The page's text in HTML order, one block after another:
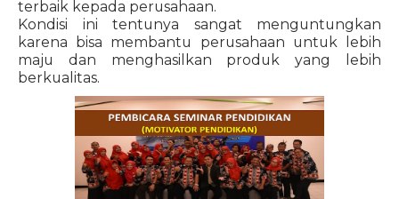
terbaik kepada perusahaan.
Kondisi ini tentunya sangat menguntungkan
karena bisa membantu perusahaan untuk lebih
maju dan menghasilkan produk yang lebih
berkualitas.